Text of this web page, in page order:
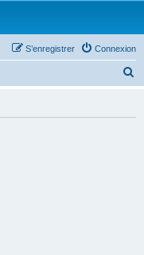
Connexion
S’enregistrer